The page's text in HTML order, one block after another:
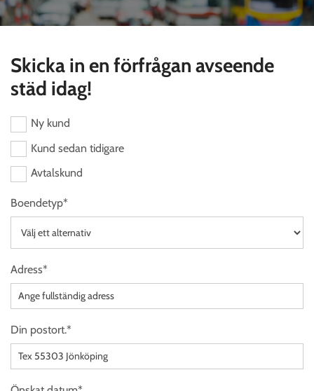
Skicka in en förfrågan avseende
städ idag!
Ny kund
Kund sedan tidigare
Avtalskund
Boendetyp*
Adress*
Din postort.*